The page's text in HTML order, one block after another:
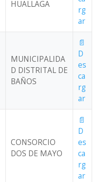
HUALLAGA
rg
ar
MUNICIPALIDA
D DISTRITAL DE
BAÑOS
📄
D
es
ca
rg
ar
CONSORCIO
DOS DE MAYO
📄
D
es
ca
rg
ar